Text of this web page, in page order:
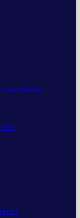
samodzielnie